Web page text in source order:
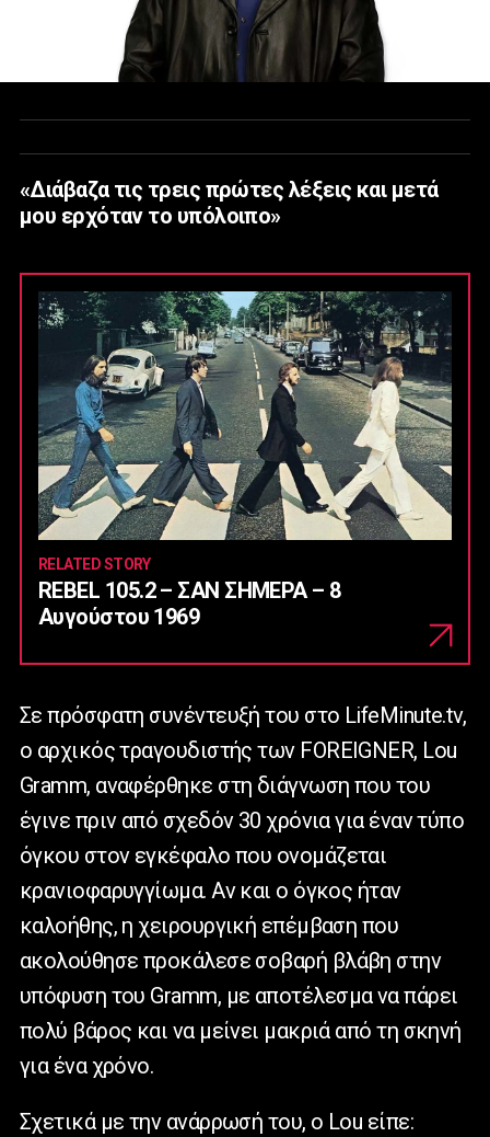
«Διάβαζα τις τρεις πρώτες λέξεις και μετά
μου ερχόταν το υπόλοιπο»
RELATED STORY
REBEL 105.2 – ΣΑΝ ΣΗΜΕΡΑ – 8
Αυγούστου 1969
Σε πρόσφατη συνέντευξή του στο LifeMinute.tv,
ο αρχικός τραγουδιστής των FOREIGNER, Lou
Gramm, αναφέρθηκε στη διάγνωση που του
έγινε πριν από σχεδόν 30 χρόνια για έναν τύπο
όγκου στον εγκέφαλο που ονομάζεται
κρανιοφαρυγγίωμα. Αν και ο όγκος ήταν
καλοήθης, η χειρουργική επέμβαση που
ακολούθησε προκάλεσε σοβαρή βλάβη στην
υπόφυση του Gramm, με αποτέλεσμα να πάρει
πολύ βάρος και να μείνει μακριά από τη σκηνή
για ένα χρόνο.
Σχετικά με την ανάρρωσή του, ο Lou είπε: